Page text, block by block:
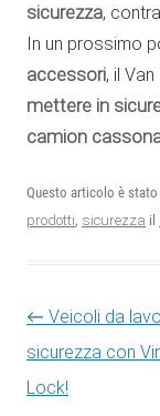
sicurezza,
In un prossimo
accessori, il
mettere in
camion
Questo articolo è
prodotti, sicurezza il
Navigazione
← Veicoli da
sicurezza con
Lock!